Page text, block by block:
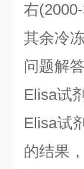
右
其余冷
问题解答
Elisa试
Elisa试
的结果